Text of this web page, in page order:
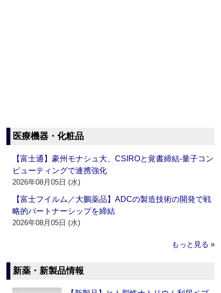
医療機器・化粧品
【富士通】豪州モナシュ大、CSIROと覚書締結‐量子コン
ピューティングで連携強化
2026年08月05日 (水)
【富士フイルム／大鵬薬品】ADCの製造技術の開発で戦
略的パートナーシップを締結
2026年08月05日 (水)
もっと見る »
新薬・新製品情報